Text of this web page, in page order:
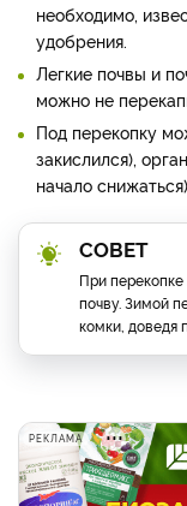
необходимо,
удобрения.
Легкие почвы и
можно не
Под перекопку
закислился),
начало
СОВЕТ
При
почву. Зимой
комки, доведя
РЕКЛАМА